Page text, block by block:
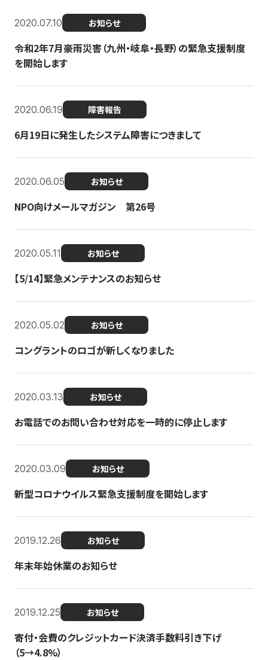
2020.07.10 お知らせ
令和2年7月豪雨災害（九州・岐阜・長野）の緊急支援制度
を開始します
2020.06.19 障害報告
6月19日に発生したシステム障害につきまして
2020.06.05 お知らせ
NPO向けメールマガジン 第26号
2020.05.11 お知らせ
【5/14】緊急メンテナンスのお知らせ
2020.05.02 お知らせ
コングラントのロゴが新しくなりました
2020.03.13 お知らせ
お電話でのお問い合わせ対応を一時的に停止します
2020.03.09 お知らせ
新型コロナウイルス緊急支援制度を開始します
2019.12.26 お知らせ
年末年始休業のお知らせ
2019.12.25 お知らせ
寄付・会費のクレジットカード決済手数料引き下げ
（5→4.8%）